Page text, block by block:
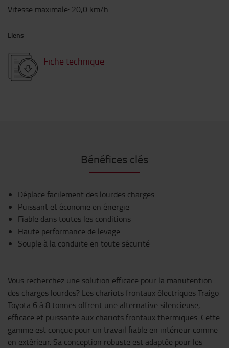
Vitesse maximale: 20,0 km/h
Liens
Fiche technique
Bénéfices clés
Déplace facilement des lourdes charges
Puissant et économe en énergie
Fiable dans toutes les conditions
Haute performance de levage
Souple à la conduite en toute sécurité
Vous recherchez une solution efficace pour la manutention
des charges lourdes? Les chariots frontaux électriques Traigo
Toyota 6 à 8 tonnes offrent une alternative silencieuse,
efficace et puissante aux chariots frontaux thermiques. Cette
gamme est conçue pour un travail fiable en intérieur comme
en extérieur. Sa conception robuste est adaptée pour les